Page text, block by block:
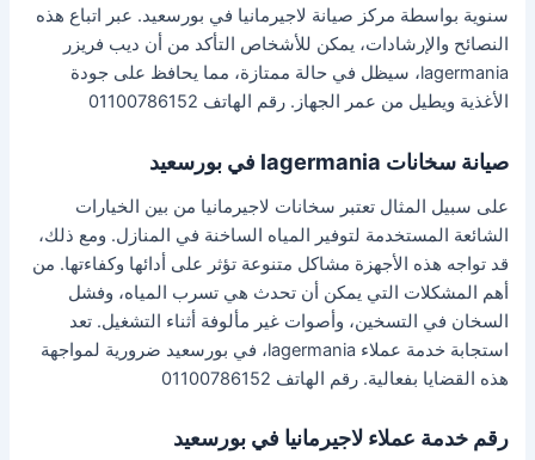
سنوية بواسطة مركز صيانة لاجيرمانيا في بورسعيد. عبر اتباع هذه
النصائح والإرشادات، يمكن للأشخاص التأكد من أن ديب فريزر
lagermania، سيظل في حالة ممتازة، مما يحافظ على جودة
الأغذية ويطيل من عمر الجهاز. رقم الهاتف 01100786152
صيانة سخانات lagermania في بورسعيد
على سبيل المثال تعتبر سخانات لاجيرمانيا من بين الخيارات
الشائعة المستخدمة لتوفير المياه الساخنة في المنازل. ومع ذلك،
قد تواجه هذه الأجهزة مشاكل متنوعة تؤثر على أدائها وكفاءتها. من
أهم المشكلات التي يمكن أن تحدث هي تسرب المياه، وفشل
السخان في التسخين، وأصوات غير مألوفة أثناء التشغيل. تعد
استجابة خدمة عملاء lagermania، في بورسعيد ضرورية لمواجهة
هذه القضايا بفعالية. رقم الهاتف 01100786152
رقم خدمة عملاء لاجيرمانيا في بورسعيد